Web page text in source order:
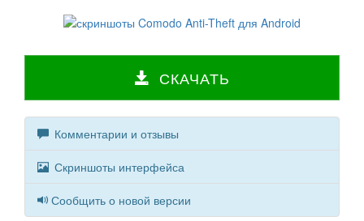
СКАЧАТЬ
Комментарии и отзывы
Скриншоты интерфейса
Сообщить о новой версии